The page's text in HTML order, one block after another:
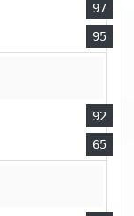
97
95
92
65